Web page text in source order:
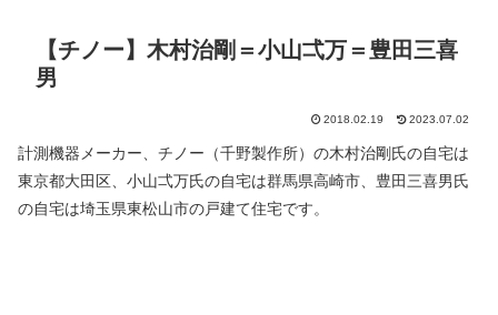
【チノー】木村治剛＝小山弌万＝豊田三喜
男
2018.02.19 2023.07.02
計測機器メーカー、チノー（千野製作所）の木村治剛氏の自宅は
東京都大田区、小山弌万氏の自宅は群馬県高崎市、豊田三喜男氏
の自宅は埼玉県東松山市の戸建て住宅です。